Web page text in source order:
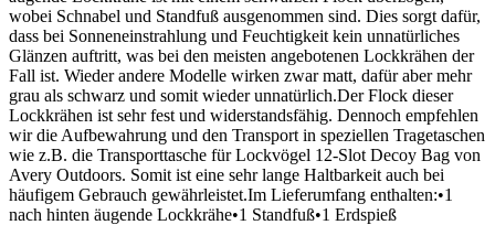
wobei Schnabel und Standfuß ausgenommen sind. Dies sorgt dafür,
dass bei Sonneneinstrahlung und Feuchtigkeit kein unnatürliches
Glänzen auftritt, was bei den meisten angebotenen Lockkrähen der
Fall ist. Wieder andere Modelle wirken zwar matt, dafür aber mehr
grau als schwarz und somit wieder unnatürlich.Der Flock dieser
Lockkrähen ist sehr fest und widerstandsfähig. Dennoch empfehlen
wir die Aufbewahrung und den Transport in speziellen Tragetaschen
wie z.B. die Transporttasche für Lockvögel 12-Slot Decoy Bag von
Avery Outdoors. Somit ist eine sehr lange Haltbarkeit auch bei
häufigem Gebrauch gewährleistet.Im Lieferumfang enthalten:•1
nach hinten äugende Lockkrähe•1 Standfuß•1 Erdspieß